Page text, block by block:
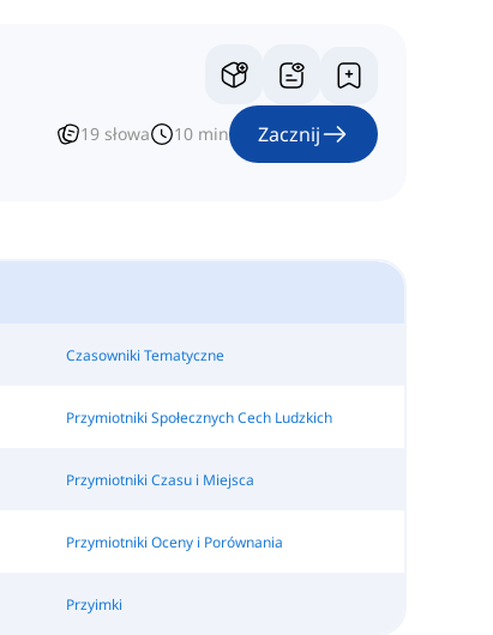
19 słowa 10 min Zacznij
Czasowniki Tematyczne
Przymiotniki Społecznych Cech Ludzkich
Przymiotniki Czasu i Miejsca
Przymiotniki Oceny i Porównania
Przyimki